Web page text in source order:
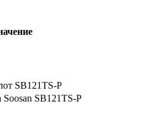
SB121TS-P
SB121TS-P